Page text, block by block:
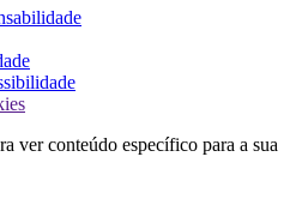
ver conteúdo específico para a sua